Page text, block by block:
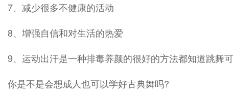
7、减少很多不健康的活动
8、增强自信和对生活的热爱
9、运动出汗是一种排毒养颜的很好的方法都知道跳舞
你是不是会想成人也可以学好古典舞吗?